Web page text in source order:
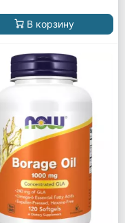
В корзину